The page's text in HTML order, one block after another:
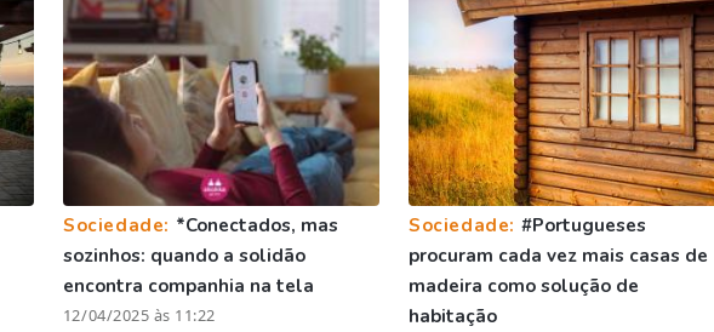
Sociedade: *Conectados, mas
sozinhos: quando a solidão
encontra companhia na tela
12/04/2025 às 11:22
Sociedade: #Portugueses
procuram cada vez mais casas de
madeira como solução de
habitação